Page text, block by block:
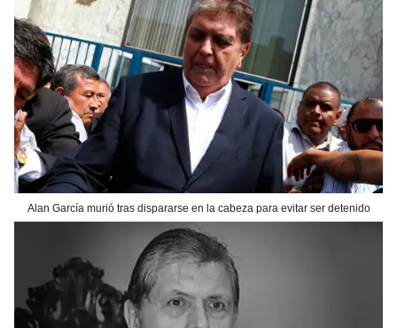
Alan García murió tras dispararse en la cabeza para evitar ser detenido